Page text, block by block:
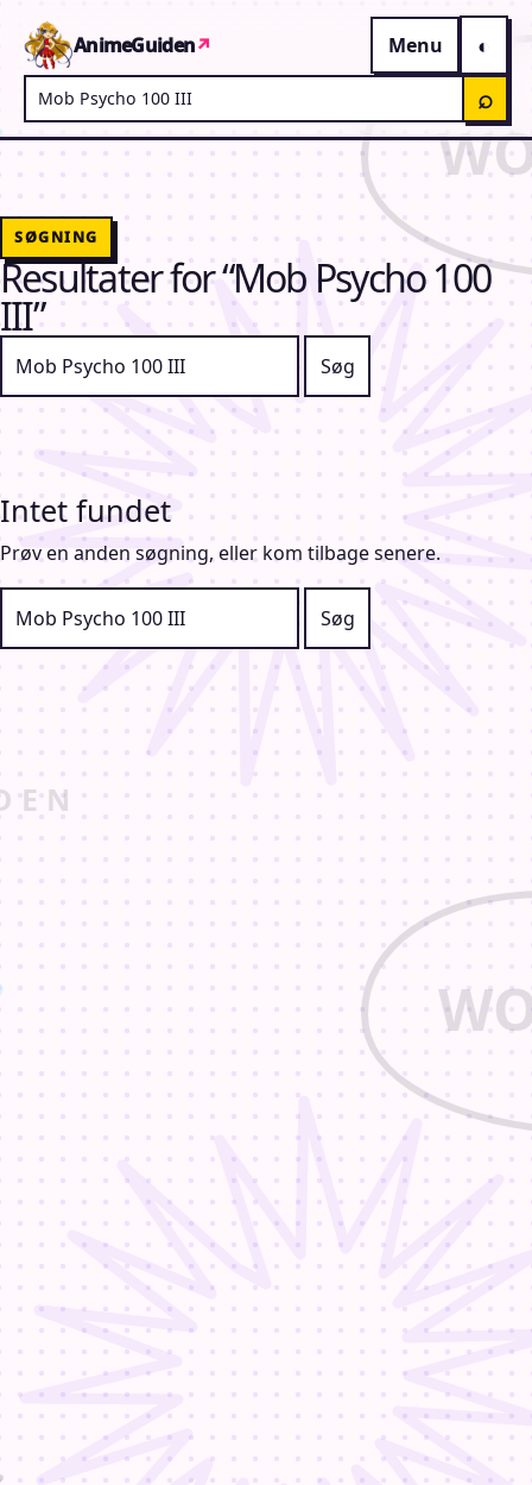
AnimeGuiden↗
Menu
Søg på AnimeGuiden
⌕
SØGNING
Resultater for “Mob Psycho 100
III”
Intet fundet
Prøv en anden søgning, eller kom tilbage senere.